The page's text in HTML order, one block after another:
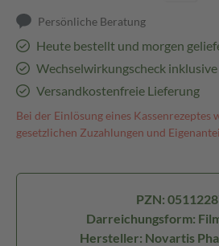
Persönliche Beratung
Heute bestellt und morgen
Wechselwirkungscheck inklusive
Versandkostenfreie Lieferung
Bei der Einlösung eines Kassenrezeptes
gesetzlichen Zuzahlungen und
PZN:
Darreichungsform:
Hersteller: Novartis